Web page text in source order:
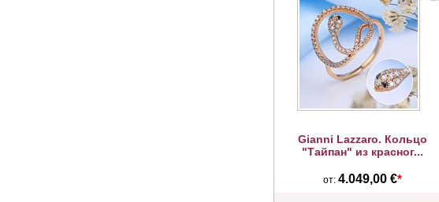
Gianni Lazzaro. Кольцо
"Тайпан" из красног...
от:4.049,00 €*